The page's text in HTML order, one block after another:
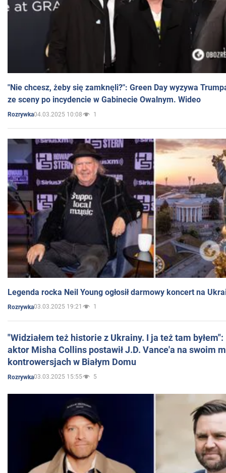
"Nie chcesz, żeby się zamknęli?": Green Day wyzywa
ze sceny po incydencie w Gabinecie Owalnym. Wideo
Rozrywka04.03.2025 10:08 1
Legenda rocka Neil Young ogłosił darmowy koncert na
Rozrywka03.03.2025 19:21 1
"Widziałem też historie z Ukrainy. I ja też tam
aktor Misha Collins postawił J.D. Vance'a na swoim
kontrowersjach w Białym Domu
Rozrywka03.03.2025 15:55 5